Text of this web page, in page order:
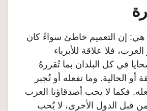
هي: إن التعميم خاطئ سواءً كان
العرب، فلا علاقة للأبرياء
في كل البلدان بما تُقررهُ
أو الحالية. وما تفعله أو تُجبر
فكما لا يحب أصدقاؤنا العرب
قبل الدول الأخرى، لا يُحب